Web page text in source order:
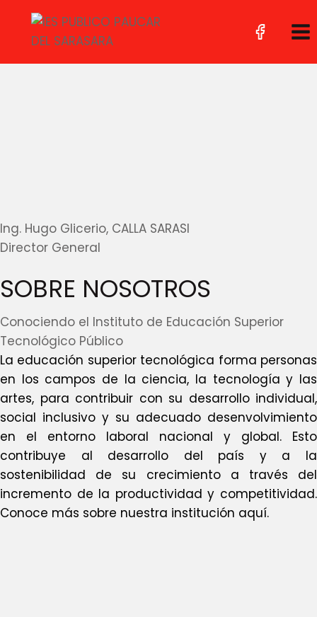
Ing. Hugo Glicerio, CALLA SARASI
Director General
SOBRE NOSOTROS
Conociendo el Instituto de Educación Superior
Tecnológico Público
La educación superior tecnológica forma personas
en los campos de la ciencia, la tecnología y las
artes, para contribuir con su desarrollo individual,
social inclusivo y su adecuado desenvolvimiento
en el entorno laboral nacional y global. Esto
contribuye al desarrollo del país y a la
sostenibilidad de su crecimiento a través del
incremento de la productividad y competitividad.
Conoce más sobre nuestra institución aquí.